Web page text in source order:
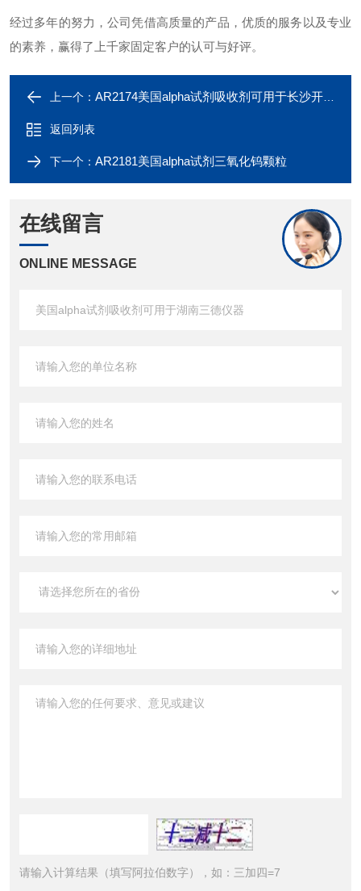
经过多年的努力，公司凭借高质量的产品，优质的服务以及专业
的素养，赢得了上千家固定客户的认可与好评。
上一个： AR2174美国alpha试剂吸收剂可用于长沙开元仪器
返回列表
下一个： AR2181美国alpha试剂三氧化钨颗粒
在线留言
ONLINE MESSAGE
请输入计算结果（填写阿拉伯数字），如：三加四=7